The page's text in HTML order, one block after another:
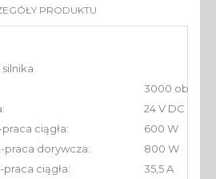
PRODUKTU
3000 obr/min
24 V DC
ciągła:
600 W
praca dorywcza:
800 W
praca ciągła:
35,5 A